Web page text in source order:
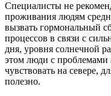
Специалисты не
проживания людям
вызвать гормональный
процессов в связи с
дня, уровня солнечной
этом люди с проблемами
чувствовать на севере,
полезно.